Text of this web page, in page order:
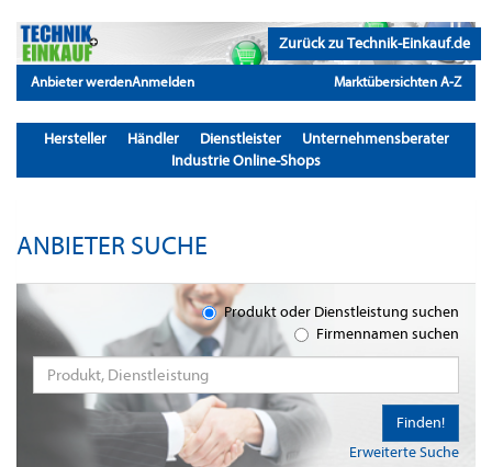
Zurück zu Technik-Einkauf.de
Anbieter werdenAnmelden Marktübersichten A-Z
Hersteller Händler Dienstleister
Unternehmensberater
Industrie Online-Shops
ANBIETER SUCHE
Produkt oder Dienstleistung suchen
Firmennamen suchen
Erweiterte Suche
Finden!